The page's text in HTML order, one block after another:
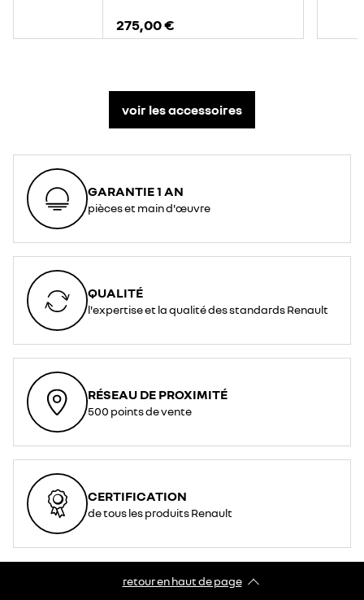
275,00 €
voir les accessoires
GARANTIE 1 AN
pièces et main d'œuvre
QUALITÉ
l'expertise et la qualité des standards Renault
RÉSEAU DE PROXIMITÉ
500 points de vente
CERTIFICATION
de tous les produits Renault
retour en haut de page​